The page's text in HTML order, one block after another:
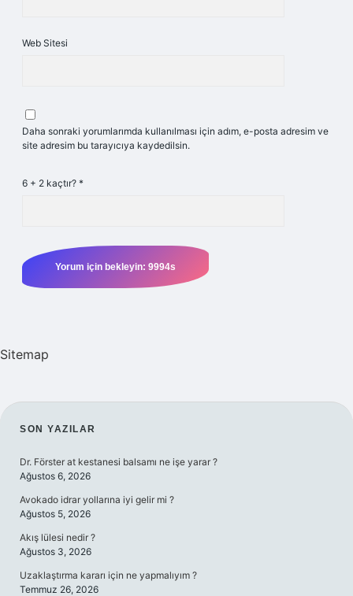
Web Sitesi
Daha sonraki yorumlarımda kullanılması için adım, e-posta adresim ve
site adresim bu tarayıcıya kaydedilsin.
6 + 2 kaçtır? *
Sitemap
SIDEBAR
SON YAZILAR
Dr. Förster at kestanesi balsamı ne işe yarar ?
Ağustos 6, 2026
Avokado idrar yollarına iyi gelir mi ?
Ağustos 5, 2026
Akış lülesi nedir ?
Ağustos 3, 2026
Uzaklaştırma kararı için ne yapmalıyım ?
Temmuz 26, 2026